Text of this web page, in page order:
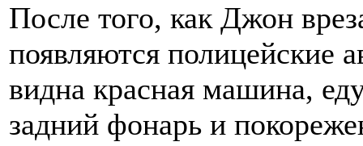
После того, как Джон
появляются полицейские
видна красная машина,
задний фонарь и